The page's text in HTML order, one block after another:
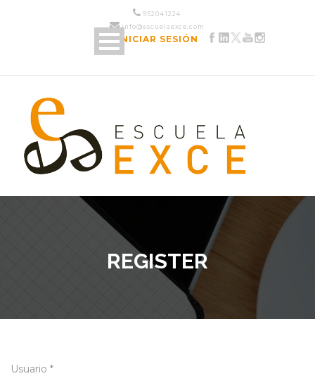
952 04 12 24
info@escuelaexce.com
INICIAR SESIÓN
REGISTER
Usuario *